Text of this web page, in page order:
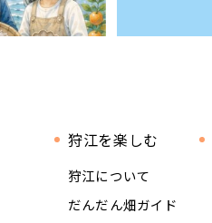
狩江を楽しむ
狩江について
だんだん畑ガイド